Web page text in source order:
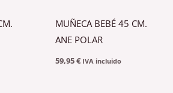
MUÑECA BEBÉ 45 CM.
ANE POLAR
59,95€ IVA incluido